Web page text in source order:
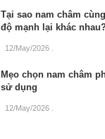
Tại sao nam châm
độ mạnh lại khác
12/May/2026
Mẹo chọn nam châm
sử dụng
12/May/2026